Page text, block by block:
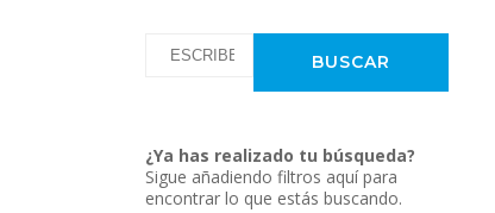
¿Ya has realizado tu búsqueda?
Sigue añadiendo filtros aquí para
encontrar lo que estás buscando.